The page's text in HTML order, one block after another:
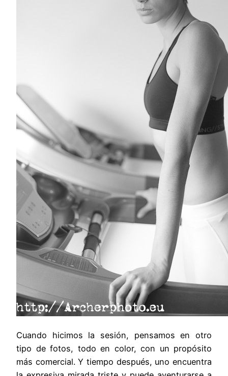
Cuando hicimos la sesión, pensamos en otro
tipo de fotos, todo en color, con un propósito
más comercial. Y tiempo después, uno encuentra